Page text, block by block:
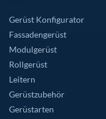
Gerüst Konfigurator
Fassadengerüst
Modulgerüst
Rollgerüst
Leitern
Gerüstzubehör
Gerüstarten